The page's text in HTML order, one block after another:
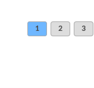
1 2 3